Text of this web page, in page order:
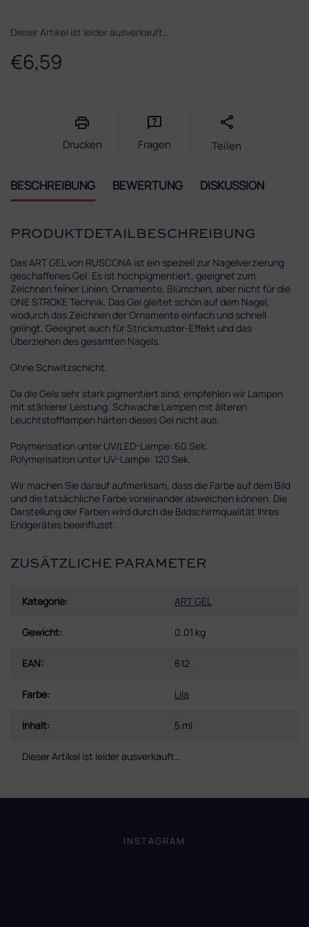
€6,59
Dieser Artikel ist leider ausverkauft…
Drucken Fragen Teilen
BESCHREIBUNG BEWERTUNG DISKUSSION
PRODUKTDETAILBESCHREIBUNG
Das ART GEL von RUSCONA ist ein speziell zur Nagelverzierung
geschaffenes Gel. Es ist hochpigmentiert, geeignet zum
Zeichnen feiner Linien, Ornamente, Blümchen, aber nicht für die
ONE STROKE Technik. Das Gel gleitet schön auf dem Nagel,
wodurch das Zeichnen der Ornamente einfach und schnell
gelingt. Geeignet auch für Strickmuster-Effekt und das
Überziehen des gesamten Nagels.
Ohne Schwitzschicht.
Da die Gels sehr stark pigmentiert sind, empfehlen wir Lampen
mit stärkerer Leistung. Schwache Lampen mit älteren
Leuchtstofflampen härten dieses Gel nicht aus.
Polymerisation unter UV/LED-Lampe: 60 Sek.
Polymerisation unter UV-Lampe: 120 Sek.
Wir machen Sie darauf aufmerksam, dass die Farbe auf dem Bild
und die tatsächliche Farbe voneinander abweichen können. Die
Darstellung der Farben wird durch die Bildschirmqualität Ihres
Endgerätes beeinflusst.
ZUSÄTZLICHE PARAMETER
Kategorie: ART GEL
Gewicht: 0.01 kg
EAN: 612
Farbe: Lila
Inhalt: 5 ml
Dieser Artikel ist leider ausverkauft…
INSTAGRAM